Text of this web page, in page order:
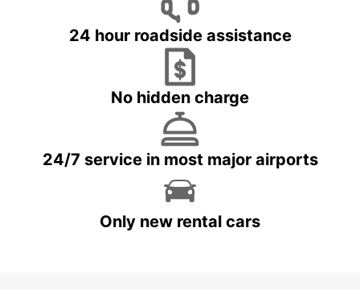
24 hour roadside assistance
No hidden charge
24/7 service in most major airports
Only new rental cars